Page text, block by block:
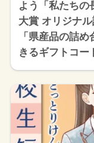
よう「私たちの
大賞 オリジナ
「県産品の詰
きるギフトコー